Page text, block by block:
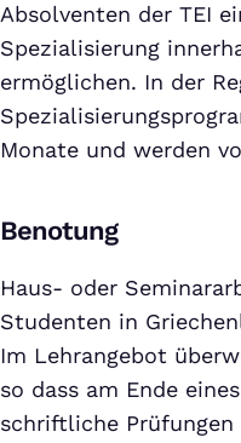
Absolventen der TEI
Spezialisierung
ermöglichen. In der
Monate und werden
Benotung
Haus- oder
Studenten in
Im Lehrangebot
so dass am Ende
schriftliche Prüfungen